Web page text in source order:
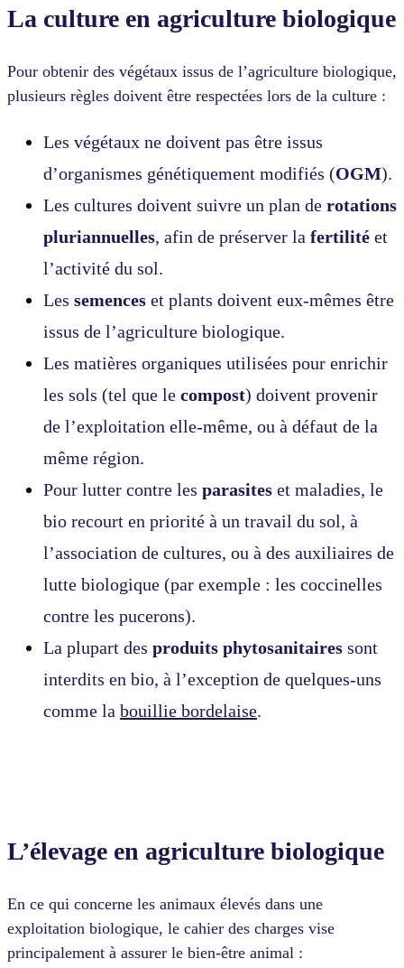
La culture en agriculture biologique
Pour obtenir des végétaux issus de l’agriculture biologique,
plusieurs règles doivent être respectées lors de la culture :
Les végétaux ne doivent pas être issus
d’organismes génétiquement modifiés (OGM).
Les cultures doivent suivre un plan de rotations
pluriannuelles, afin de préserver la fertilité et
l’activité du sol.
Les semences et plants doivent eux-mêmes être
issus de l’agriculture biologique.
Les matières organiques utilisées pour enrichir
les sols (tel que le compost) doivent provenir
de l’exploitation elle-même, ou à défaut de la
même région.
Pour lutter contre les parasites et maladies, le
bio recourt en priorité à un travail du sol, à
l’association de cultures, ou à des auxiliaires de
lutte biologique (par exemple : les coccinelles
contre les pucerons).
La plupart des produits phytosanitaires sont
interdits en bio, à l’exception de quelques-uns
comme la bouillie bordelaise.
L’élevage en agriculture biologique
En ce qui concerne les animaux élevés dans une
exploitation biologique, le cahier des charges vise
principalement à assurer le bien-être animal :